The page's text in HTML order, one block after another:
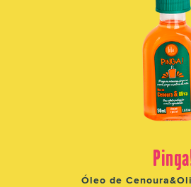
Óleo de